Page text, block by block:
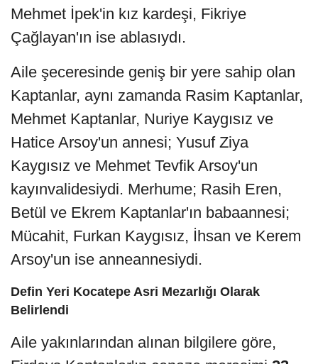
Mehmet İpek'in kız kardeşi, Fikriye
Çağlayan'ın ise ablasıydı.
Aile şeceresinde geniş bir yere sahip olan
Kaptanlar, aynı zamanda Rasim Kaptanlar,
Mehmet Kaptanlar, Nuriye Kaygısız ve
Hatice Arsoy'un annesi; Yusuf Ziya
Kaygısız ve Mehmet Tevfik Arsoy'un
kayınvalidesiydi. Merhume; Rasih Eren,
Betül ve Ekrem Kaptanlar'ın babaannesi;
Mücahit, Furkan Kaygısız, İhsan ve Kerem
Arsoy'un ise anneannesiydi.
Defin Yeri Kocatepe Asri Mezarlığı Olarak
Belirlendi
Aile yakınlarından alınan bilgilere göre,